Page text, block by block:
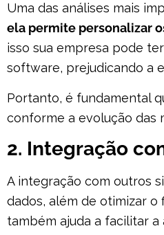
Uma das análises mais
ela permite personalizar
isso sua empresa pode
software, prejudicando a
Portanto, é fundamental
conforme a evolução das
2. Integração
A integração com outros
dados, além de otimizar
também ajuda a facilitar